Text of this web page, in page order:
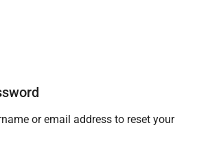
or email address to reset your